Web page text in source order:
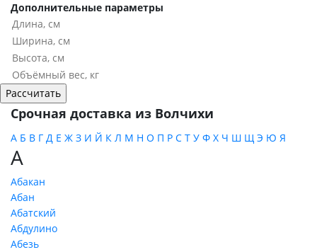
Дополнительные параметры
Срочная доставка из Волчихи
А Б В Г Д Е Ж З И Й К Л М Н О П Р С Т У Ф Х Ч Ш Щ Э Ю Я
А
Абакан
Абан
Абатский
Абдулино
Абезь